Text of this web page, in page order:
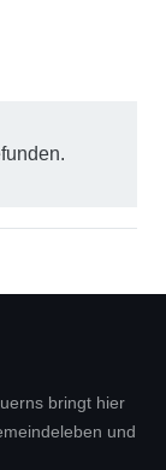
bringt hier
und